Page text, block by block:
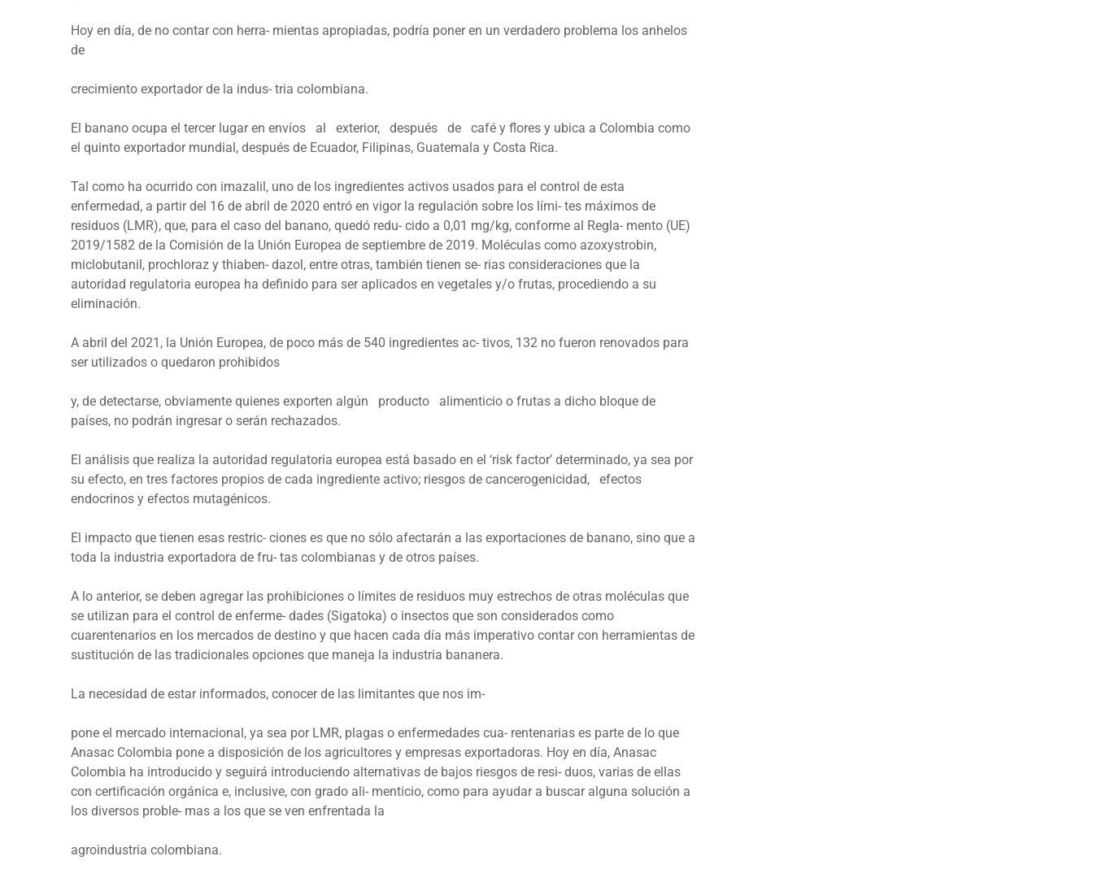
Hoy en día, de no contar con herra- mientas apropiadas, podría poner en un verdadero problema los anhelos
de
crecimiento exportador de la indus- tria colombiana.
El banano ocupa el tercer lugar en envíos al exterior, después de café y flores y ubica a Colombia como
el quinto exportador mundial, después de Ecuador, Filipinas, Guatemala y Costa Rica.
Tal como ha ocurrido con imazalil, uno de los ingredientes activos usados para el control de esta
enfermedad, a partir del 16 de abril de 2020 entró en vigor la regulación sobre los lími- tes máximos de
residuos (LMR), que, para el caso del banano, quedó redu- cido a 0,01 mg/kg, conforme al Regla- mento (UE)
2019/1582 de la Comisión de la Unión Europea de septiembre de 2019. Moléculas como azoxystrobin,
miclobutanil, prochloraz y thiaben- dazol, entre otras, también tienen se- rias consideraciones que la
autoridad regulatoria europea ha definido para ser aplicados en vegetales y/o frutas, procediendo a su
eliminación.
A abril del 2021, la Unión Europea, de poco más de 540 ingredientes ac- tivos, 132 no fueron renovados para
ser utilizados o quedaron prohibidos
y, de detectarse, obviamente quienes exporten algún producto alimenticio o frutas a dicho bloque de
países, no podrán ingresar o serán rechazados.
El análisis que realiza la autoridad regulatoria europea está basado en el ‘risk factor’ determinado, ya sea por
su efecto, en tres factores propios de cada ingrediente activo; riesgos de cancerogenicidad, efectos
endocrinos y efectos mutagénicos.
El impacto que tienen esas restric- ciones es que no sólo afectarán a las exportaciones de banano, sino que a
toda la industria exportadora de fru- tas colombianas y de otros países.
A lo anterior, se deben agregar las prohibiciones o límites de residuos muy estrechos de otras moléculas que
se utilizan para el control de enferme- dades (Sigatoka) o insectos que son considerados como
cuarentenarios en los mercados de destino y que hacen cada día más imperativo contar con herramientas de
sustitución de las tradicionales opciones que maneja la industria bananera.
La necesidad de estar informados, conocer de las limitantes que nos im-
pone el mercado internacional, ya sea por LMR, plagas o enfermedades cua- rentenarias es parte de lo que
Anasac Colombia pone a disposición de los agricultores y empresas exportadoras. Hoy en día, Anasac
Colombia ha introducido y seguirá introduciendo alternativas de bajos riesgos de resi- duos, varias de ellas
con certificación orgánica e, inclusive, con grado ali- menticio, como para ayudar a buscar alguna solución a
los diversos proble- mas a los que se ven enfrentada la
agroindustria colombiana.